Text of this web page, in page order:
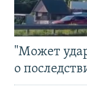
"Может
о